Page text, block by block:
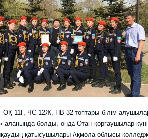
ӨҚ-11Г, ЧС-12Ж, ПВ-32 топтары білім
алаңында болды, онда Отан қорғаушылар
қатысушылары Ақмола облысы